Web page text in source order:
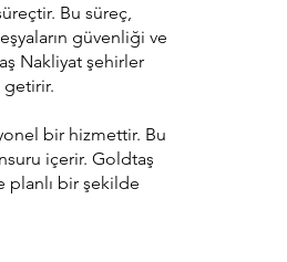
Bu süreç,
güvenliği ve
Nakliyat şehirler
getirir.
bir hizmettir. Bu
içerir. Goldtaş
planlı bir şekilde